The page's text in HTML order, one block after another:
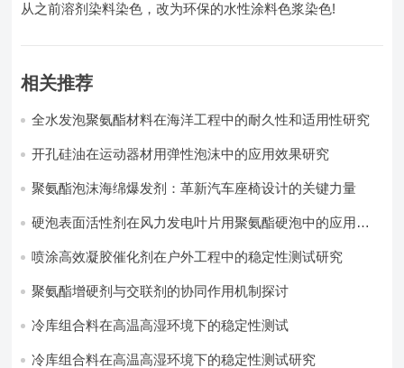
从之前溶剂染料染色，改为环保的水性涂料色浆染色!
相关推荐
全水发泡聚氨酯材料在海洋工程中的耐久性和适用性研究
开孔硅油在运动器材用弹性泡沫中的应用效果研究
聚氨酯泡沫海绵爆发剂：革新汽车座椅设计的关键力量​
硬泡表面活性剂在风力发电叶片用聚氨酯硬泡中的应用实
喷涂高效凝胶催化剂在户外工程中的稳定性测试研究
聚氨酯增硬剂与交联剂的协同作用机制探讨
冷库组合料在高温高湿环境下的稳定性测试​
冷库组合料在高温高湿环境下的稳定性测试研究